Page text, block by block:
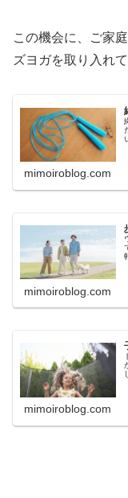
この機会に、ご家
ズヨガを取り入れ
mimoiroblog.com
mimoiroblog.com
mimoiroblog.com